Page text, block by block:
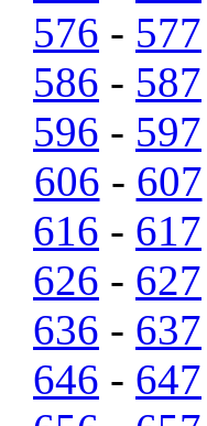
576 - 577
586 - 587
596 - 597
606 - 607
616 - 617
626 - 627
636 - 637
646 - 647